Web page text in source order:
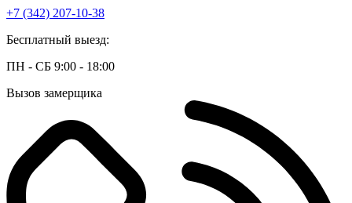
+7 (342) 207-10-38
Бесплатный выезд:
ПН - СБ 9:00 - 18:00
Вызов замерщика